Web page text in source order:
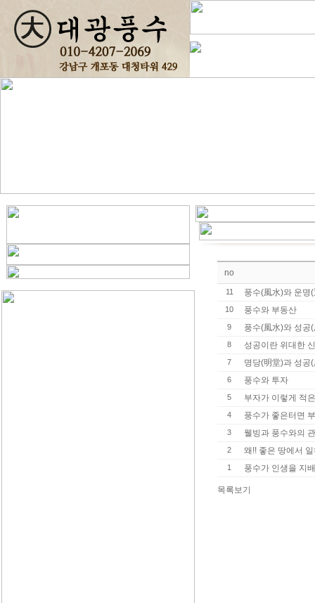
no
11 풍수(風水)와 운명
10 풍수와 부동산
9 풍수(風水)와 성공
8 성공이란 위대한
7 명당(明堂)과 성공
6 풍수와 투자
5 부자가 이렇게 적
4 풍수가 좋은터면
3 웰빙과 풍수와의
2 왜!! 좋은 땅에서
1 풍수가 인생을 지
목록보기